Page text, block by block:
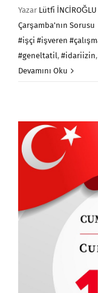
Yazar Lütfi İNCİROĞLU
Çarşamba'nın Sorusu
#işçi #işveren
#geneltatil, #idariizin,
Devamını Oku